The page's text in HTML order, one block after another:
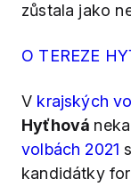
zůstala jako
O TEREZE
V krajských
Hyťhová
volbách 2021
kandidátky